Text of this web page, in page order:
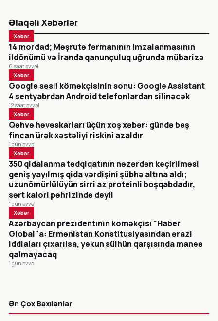
Əlaqəli Xəbərlər
Xəbər
14 mordad; Məşrutə fərmanının imzalanmasının
ildönümü və İranda qanunçuluq uğrunda mübarizə
6 saat əvvəl
Xəbər
Google səsli köməkçisinin sonu: Google Assistant
4 sentyabrdan Android telefonlardan silinəcək
12 saat əvvəl
Xəbər
Qəhvə həvəskarları üçün xoş xəbər: gündə beş
fincan ürək xəstəliyi riskini azaldır
1 gün əvvəl
Xəbər
350 qidalanma tədqiqatının nəzərdən keçirilməsi
geniş yayılmış qida vərdişini şübhə altına aldı;
uzunömürlülüyün sirri az proteinli boşqabdadır,
sərt kalori pəhrizində deyil
1 gün əvvəl
Xəbər
Azərbaycan prezidentinin köməkçisi "Haber
Global"a: Ermənistan Konstitusiyasından ərazi
iddiaları çıxarılsa, yekun sülhün qarşısında maneə
qalmayacaq
1 gün əvvəl
Ən Çox Baxılanlar